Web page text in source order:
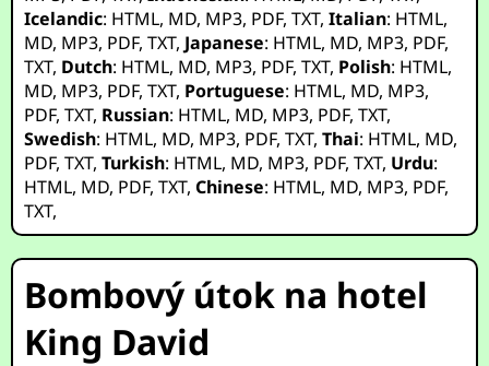
Icelandic: HTML, MD, MP3, PDF,TXT,Italian: HTML,
MD, MP3, PDF,TXT, Japanese: HTML, MD, MP3, PDF,
TXT, Dutch: HTML, MD, MP3, PDF,TXT, Polish: HTML,
MD, MP3, PDF,TXT, Portuguese: HTML, MD, MP3,
PDF,TXT, Russian: HTML, MD, MP3, PDF,TXT,
Swedish: HTML, MD, MP3, PDF,TXT,Thai: HTML, MD,
PDF,TXT,Turkish: HTML, MD, MP3, PDF,TXT, Urdu:
HTML, MD, PDF,TXT,Chinese: HTML, MD, MP3, PDF,
TXT,
Bombový útok na hotel
King David